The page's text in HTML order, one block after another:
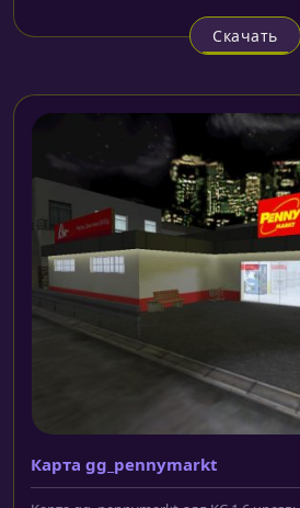
Скачать
Карта gg_pennymarkt